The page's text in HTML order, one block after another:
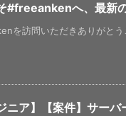
#freeankenへ、最新
を訪問いただきありがと
ニア】【案件】サー